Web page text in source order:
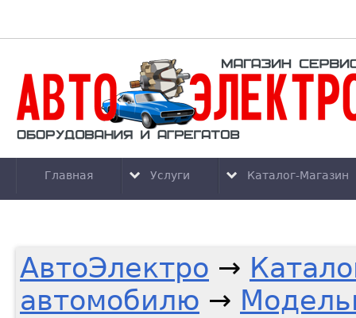
Главная Услуги Каталог-Магазин
АвтоЭлектро →
автомобилю →